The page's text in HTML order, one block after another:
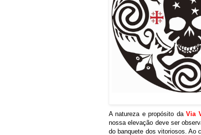
A natureza e propósito daVia
nossa elevação deve ser
do banquete dos vitoriosos. Ao